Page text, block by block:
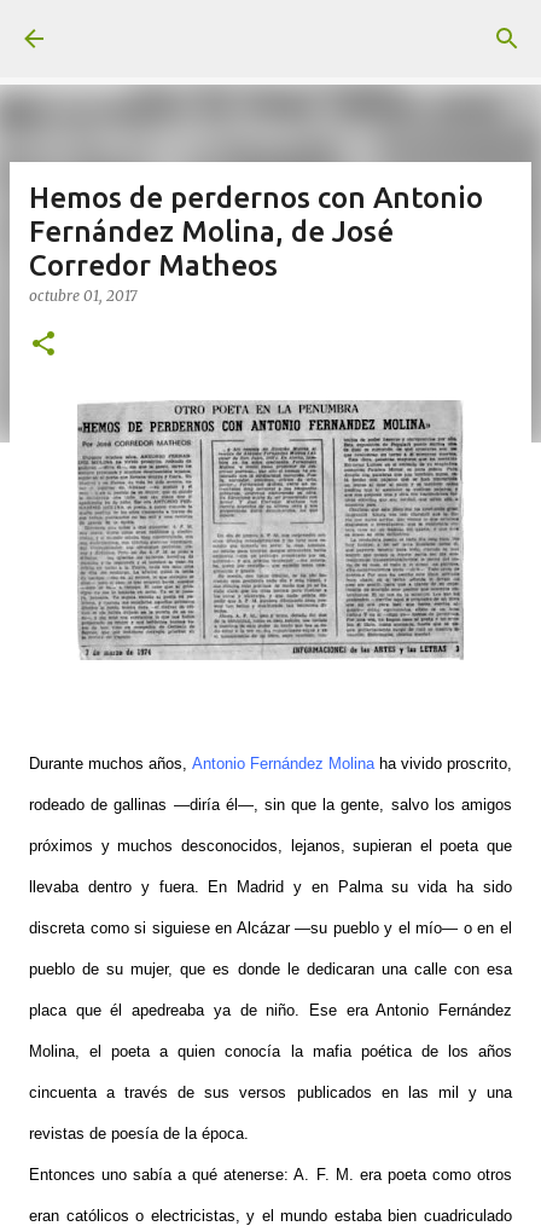
Hemos de perdernos con Antonio
Fernández Molina, de José
Corredor Matheos
octubre 01, 2017
Durante muchos años, Antonio Fernández Molinaha vivido proscrito,
rodeado de gallinas —diría él—, sin que la gente, salvo los amigos
próximos y muchos desconocidos, lejanos, supieran el poeta que
llevaba dentro y fuera. En Madrid y en Palma su vida ha sido
discreta como si siguiese en Alcázar —su pueblo y el mío— o en el
pueblo de su mujer, que es donde le dedicaran una calle con esa
placa que él apedreaba ya de niño. Ese era Antonio Fernández
Molina, el poeta a quien conocía la mafia poética de los años
cincuenta a través de sus versos publicados en las mil y una
revistas de poesía de la época.
Entonces uno sabía a qué atenerse: A. F. M. era poeta como otros
eran católicos o electricistas, y el mundo estaba bien cuadriculado